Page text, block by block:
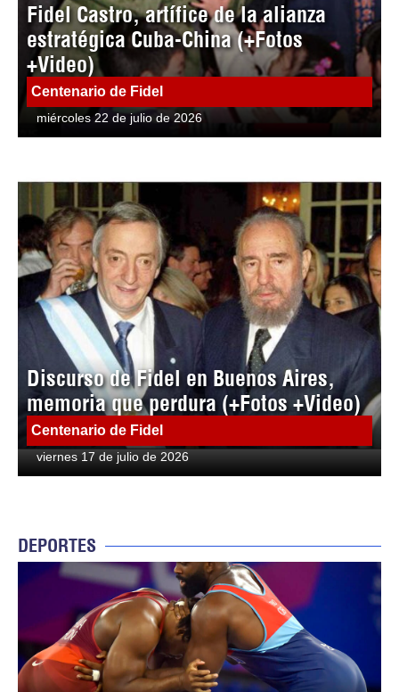
Fidel Castro, artífice de la alianza
estratégica Cuba-China (+Fotos
+Video)
Centenario de Fidel
miércoles 22 de julio de 2026
Discurso de Fidel en Buenos Aires,
memoria que perdura (+Fotos +Video)
Centenario de Fidel
viernes 17 de julio de 2026
DEPORTES